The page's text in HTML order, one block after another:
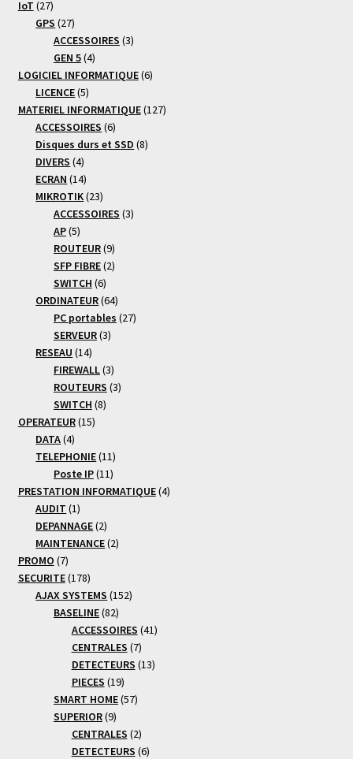
IoT 2727
produits
GPS 2727
produits
ACCESSOIRES 33
GEN 5 44
produits
LOGICIEL INFORMATIQUE 66
LICENCE 55
produits
MATERIEL INFORMATIQUE 127127
ACCESSOIRES 66
produits
Disques durs et SSD 88
DIVERS 44
produits
ECRAN 1414
produits
MIKROTIK 2323
produits
ACCESSOIRES 33
AP 55
produits
ROUTEUR 99
produits
SFP FIBRE 22
SWITCH 66
produits
ORDINATEUR 6464
produits
PC portables 2727
SERVEUR 33
RESEAU 1414
produits
FIREWALL 33
produits
ROUTEURS 33
SWITCH 88
OPERATEUR 1515
DATA 44
produits
TELEPHONIE 1111
produits
Poste IP 1111
produits
PRESTATION INFORMATIQUE 44
AUDIT 11
produit
DEPANNAGE 22
produits
MAINTENANCE 22
PROMO 77
produits
SECURITE 178178
produits
AJAX SYSTEMS 152152
BASELINE 8282
produits
ACCESSOIRES 4141
CENTRALES 77
produits
DETECTEURS 1313
PIECES 1919
produits
SMART HOME 5757
SUPERIOR 99
produits
CENTRALES 22
produits
DETECTEURS 66